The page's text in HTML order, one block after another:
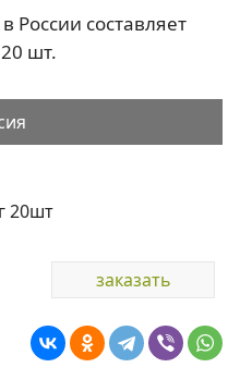
России составляет
шт.
20шт
заказать